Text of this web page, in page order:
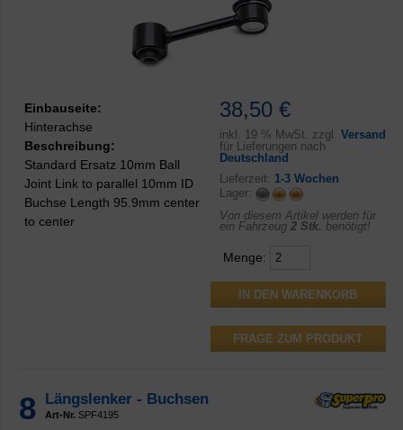
38,50 €
inkl. 19 % MwSt. zzgl. Versand
für Lieferungen nach
Deutschland
Lieferzeit: 1-3 Wochen
Lager:
Von diesem Artikel werden für
ein Fahrzeug 2 Stk. benötigt!
Menge:
FRAGE ZUM PRODUKT
Einbauseite:
Hinterachse
Beschreibung:
Standard Ersatz 10mm Ball
Joint Link to parallel 10mm ID
Buchse Length 95.9mm center
to center
8 Längslenker - Buchsen
Art-Nr. SPF4195